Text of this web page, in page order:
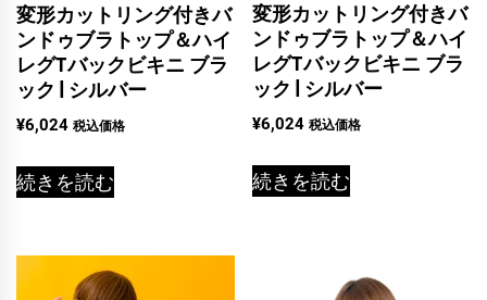
変形カットリング付きバ
ンドゥブラトップ＆ハイ
レグTバックビキニ ブラ
ック | シルバー
¥6,024 税込価格
続きを読む
変形カットリング付きバ
ンドゥブラトップ＆ハイ
レグTバックビキニ ブラ
ック | シルバー
¥6,024 税込価格
続きを読む